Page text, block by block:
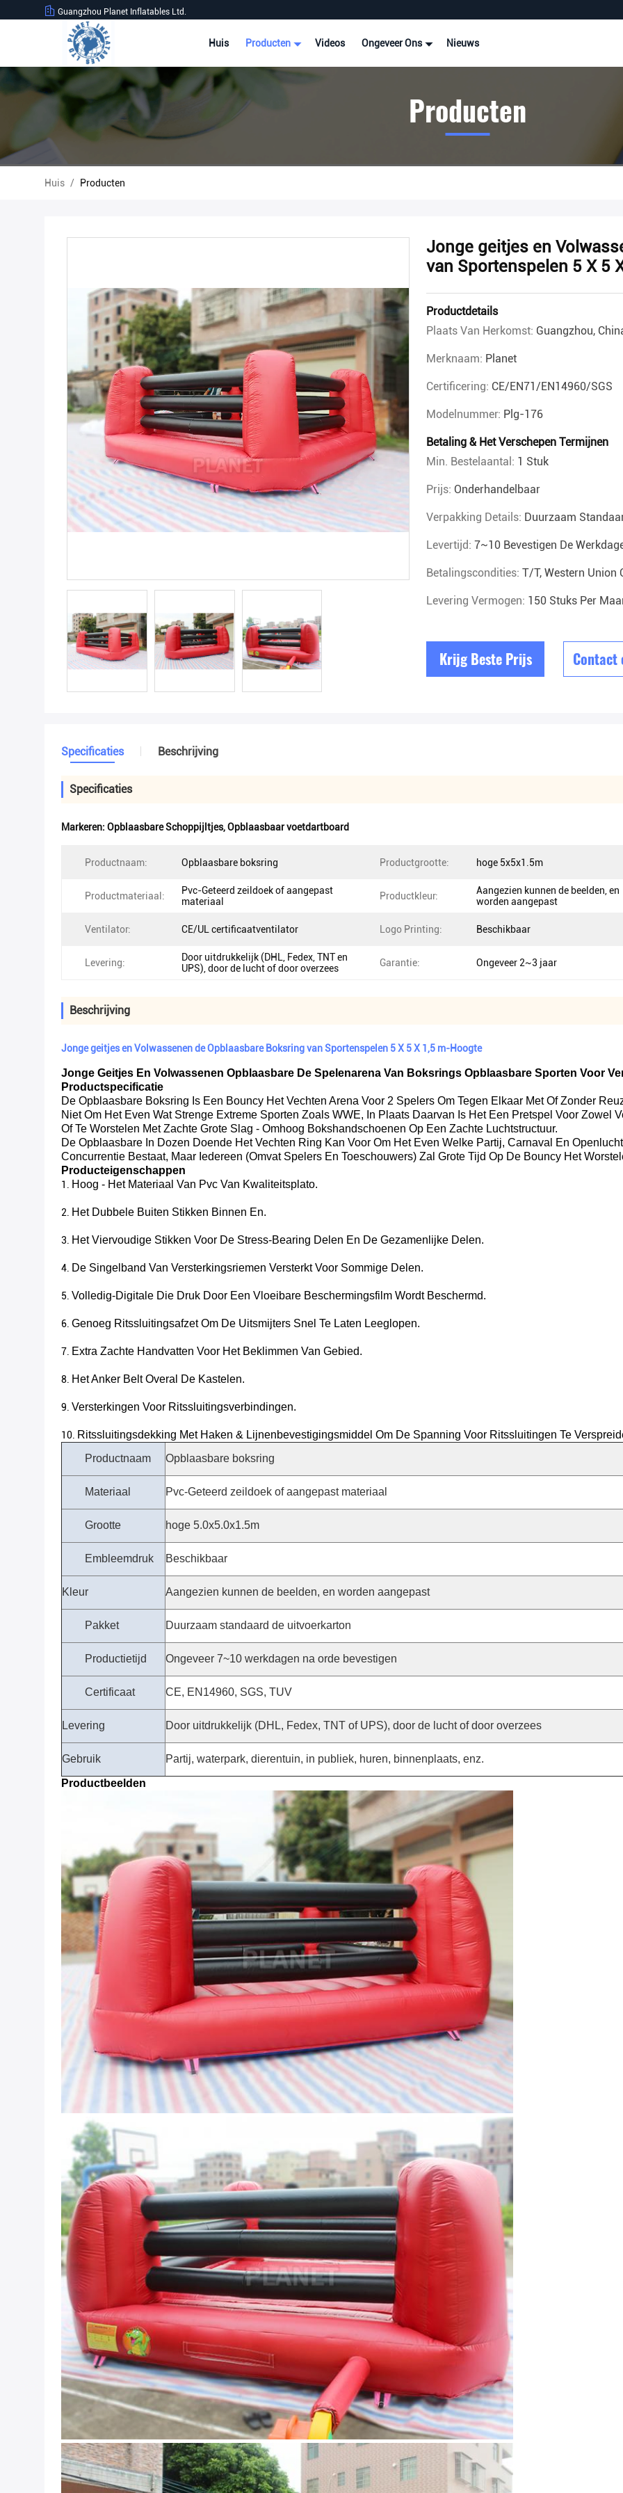
Guangzhou Planet Inflatables Ltd.
Huis Producten Videos Ongeveer Ons Nieuws
Producten
Huis / Producten
Jonge geitjes en
van Sportenspelen 5 X 5
Productdetails
Plaats Van Herkomst: Guangzhou,
Merknaam: Planet
Certificering: CE/EN71/EN14960/SGS
Modelnummer: Plg-176
Betaling & Het Verschepen Termijnen
Min. Bestelaantal: 1 Stuk
Prijs: Onderhandelbaar
Verpakking Details: Duurzaam
Levertijd: 7~10 Bevestigen De
Betalingscondities: T/T, Western Union
Levering Vermogen: 150 Stuks Per
Krijg Beste Prijs Contact
Specificaties Beschrijving
Specificaties
Markeren: Opblaasbare Schoppijltjes,Opblaasbaar voetdartboard
Productnaam: Opblaasbare boksring Productgrootte: hoge 5x5x1.5m
Productmateriaal:
Pvc-Geteerd zeildoek of aangepast
materiaal
Productkleur:
Aangezien kunnen de beelden, en
worden aangepast
Ventilator: CE/UL certificaatventilator Logo Printing: Beschikbaar
Levering:
Door uitdrukkelijk (DHL, Fedex, TNT en
UPS), door de lucht of door overzees
Garantie: Ongeveer 2~3 jaar
Beschrijving
Jonge geitjes en Volwassenen de Opblaasbare Boksring van Sportenspelen 5 X 5 X 1,5 m-Hoogte
Jonge Geitjes En Volwassenen Opblaasbare De Spelenarena Van Boksrings Opblaasbare Sporten Voor
Productspecificatie
De Opblaasbare Boksring Is Een Bouncy Het Vechten Arena Voor 2 Spelers Om Tegen Elkaar Met Of Zonder
Niet Om Het Even Wat Strenge Extreme Sporten Zoals WWE, In Plaats Daarvan Is Het Een Pretspel Voor Zowel
Of Te Worstelen Met Zachte Grote Slag - Omhoog Bokshandschoenen Op Een Zachte Luchtstructuur.
De Opblaasbare In Dozen Doende Het Vechten Ring Kan Voor Om Het Even Welke Partij, Carnaval En
Concurrentie Bestaat, Maar Iedereen (omvat Spelers En Toeschouwers) Zal Grote Tijd Op De Bouncy Het
Producteigenschappen
1. Hoog - Het Materiaal Van Pvc Van Kwaliteitsplato.
2. Het Dubbele Buiten Stikken Binnen En.
3. Het Viervoudige Stikken Voor De Stress-Bearing Delen En De Gezamenlijke Delen.
4. De Singelband Van Versterkingsriemen Versterkt Voor Sommige Delen.
5. Volledig-Digitale Die Druk Door Een Vloeibare Beschermingsfilm Wordt Beschermd.
6. Genoeg Ritssluitingsafzet Om De Uitsmijters Snel Te Laten Leeglopen.
7. Extra Zachte Handvatten Voor Het Beklimmen Van Gebied.
8. Het Anker Belt Overal De Kastelen.
9. Versterkingen Voor Ritssluitingsverbindingen.
10. Ritssluitingsdekking Met Haken & Lijnenbevestigingsmiddel Om De Spanning Voor Ritssluitingen Te
Productnaam
Opblaasbare boksring
Materiaal Pvc-Geteerd zeildoek of aangepast materiaal
Grootte hoge 5.0x5.0x1.5m
Embleemdruk Beschikbaar
Kleur Aangezien kunnen de beelden, en worden aangepast
Pakket Duurzaam standaard de uitvoerkarton
Productietijd Ongeveer 7~10 werkdagen na orde bevestigen
Certificaat CE, EN14960, SGS, TUV
Levering Door uitdrukkelijk (DHL, Fedex, TNT of UPS), door de lucht of door overzees
Gebruik Partij, waterpark, dierentuin, in publiek, huren, binnenplaats, enz.
Productbeelden